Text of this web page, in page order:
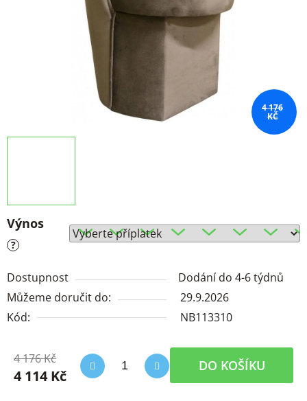
Výnos
?
Dostupnost
Dodání do 4-6 týdnů
Můžeme doručit do:
29.9.2026
Kód:
NB113310
4 176 Kč
4 114 Kč
DO KOŠÍKU
4 176
KČ